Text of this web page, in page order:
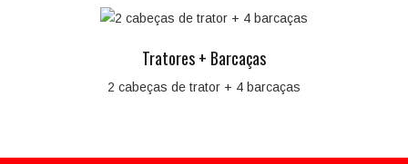
Tratores + Barcaças
2 cabeças de trator + 4 barcaças